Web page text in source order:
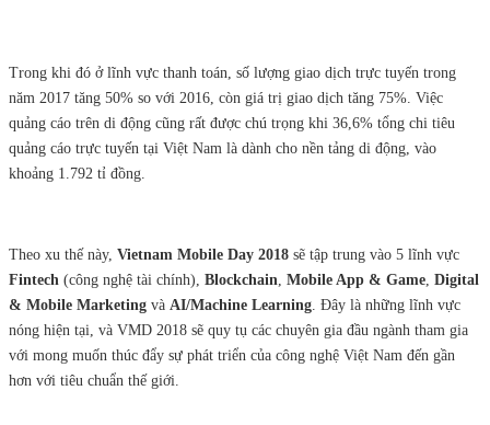
Trong khi đó ở lĩnh vực thanh toán, số lượng giao dịch trực tuyến trong
năm 2017 tăng 50% so với 2016, còn giá trị giao dịch tăng 75%. Việc
quảng cáo trên di động cũng rất được chú trọng khi 36,6% tổng chi tiêu
quảng cáo trực tuyến tại Việt Nam là dành cho nền tảng di động, vào
khoảng 1.792 tỉ đồng.
Theo xu thế này, Vietnam Mobile Day 2018 sẽ tập trung vào 5 lĩnh vực
Fintech (công nghệ tài chính), Blockchain, Mobile App & Game, Digital
& Mobile Marketing và AI/Machine Learning. Đây là những lĩnh vực
nóng hiện tại, và VMD 2018 sẽ quy tụ các chuyên gia đầu ngành tham gia
với mong muốn thúc đẩy sự phát triển của công nghệ Việt Nam đến gần
hơn với tiêu chuẩn thế giới.